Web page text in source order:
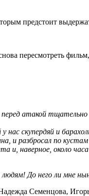
предстоит
пересмотреть
атакой
скупердяй и
и разбросал по
наверное, около
До него ли мне
Семенцова,